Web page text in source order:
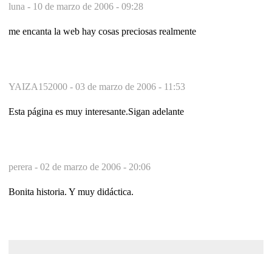
luna - 10 de marzo de 2006 - 09:28
me encanta la web hay cosas preciosas realmente
YAIZA152000 - 03 de marzo de 2006 - 11:53
Esta página es muy interesante.Sigan adelante
perera - 02 de marzo de 2006 - 20:06
Bonita historia. Y muy didáctica.